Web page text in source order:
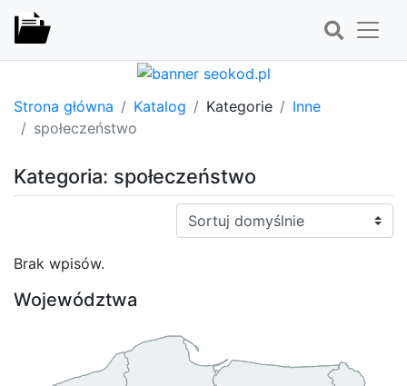
Strona główna Katalog Kategorie
Inne
społeczeństwo
Kategoria: społeczeństwo
Sortuj:
Brak wpisów.
Województwa